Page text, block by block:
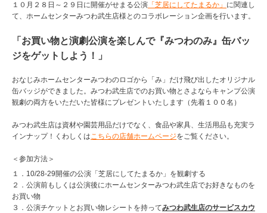
１０月２８日～２９日に開催がせまる公演 「芝居にしてたまるか」 に関連し
て、ホームセンターみつわ武生店様とのコラボレーション企画を行います。
「お買い物と演劇公演を楽しんで『みつわのみ』缶バッ
ジをゲットしよう！」
おなじみホームセンターみつわのロゴから「み」だけ飛び出したオリジナル
缶バッジができました。みつわ武生店でのお買い物とさよならキャンプ公演
観劇の両方をいただいた皆様にプレゼントいたします（先着１００名）
みつわ武生店は資材や園芸用品だけでなく、食品や家具、生活用品も充実ラ
インナップ！くわしくはこちらの店舗ホームページをご覧ください。
＜参加方法＞
１．10/28-29開催の公演「芝居にしてたまるか」を観劇する
２．公演前もしくは公演後にホームセンターみつわ武生店でお好きなものを
お買い物
３．公演チケットとお買い物レシートを持ってみつわ武生店のサービスカウ